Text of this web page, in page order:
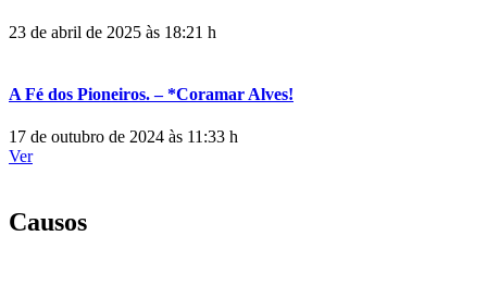
23 de abril de 2025 às 18:21 h
A Fé dos Pioneiros. – *Coramar Alves!
17 de outubro de 2024 às 11:33 h
Ver
Causos